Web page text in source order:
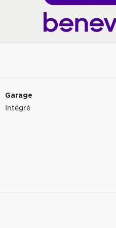
Garage
Intégré